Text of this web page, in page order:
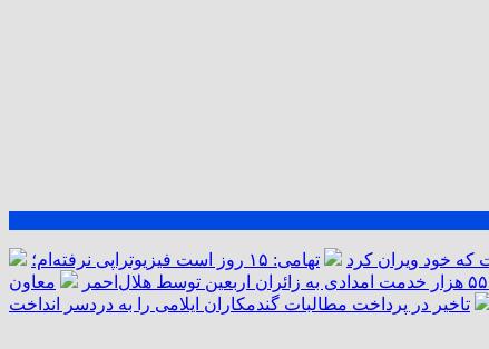
که خود ویران کرد
تهامی: ۱۵ روز است فیزیوتراپی نرفته‌ام؛
معاون
تاخیر در پرداخت مطالبات گندمکاران ایلامی را به دردسر انداخت